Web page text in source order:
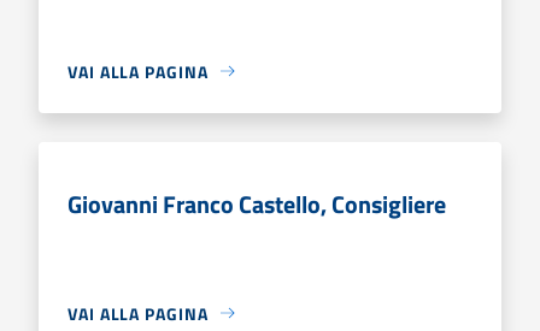
VAI ALLA PAGINA
Giovanni Franco Castello, Consigliere
VAI ALLA PAGINA